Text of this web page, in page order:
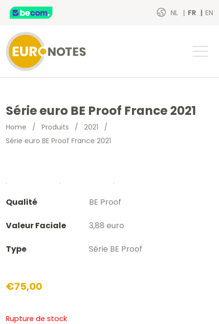
NL FR EN
Série euro BE Proof France 2021
Home / Produits / 2021 /
Série euro BE Proof France 2021
Qualité BE Proof
Valeur Faciale 3,88 euro
Type Série BE Proof
€75,00
Rupture de stock